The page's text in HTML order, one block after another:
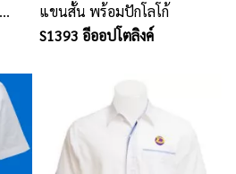
แขนสั้น พร้อมปักโลโก้
S1393 อีออปโตลิงค์